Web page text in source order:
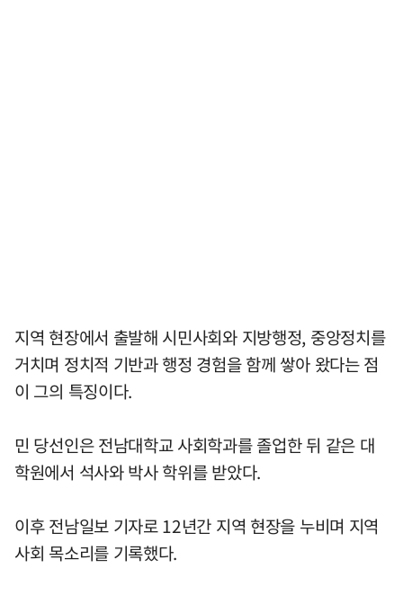
지역 현장에서 출발해 시민사회와 지방행정, 중앙정치를
거치며 정치적 기반과 행정 경험을 함께 쌓아 왔다는 점
이 그의 특징이다.
민 당선인은 전남대학교 사회학과를 졸업한 뒤 같은 대
학원에서 석사와 박사 학위를 받았다.
이후 전남일보 기자로 12년간 지역 현장을 누비며 지역
사회 목소리를 기록했다.